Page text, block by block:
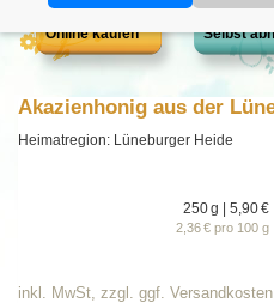
Online kaufen Selbst
Akazienhonig aus der
Heimatregion: Lüneburger Heide
250 g | 5,90 €
2,36 € pro 100 g
inkl. MwSt, zzgl. ggf. Versandkosten